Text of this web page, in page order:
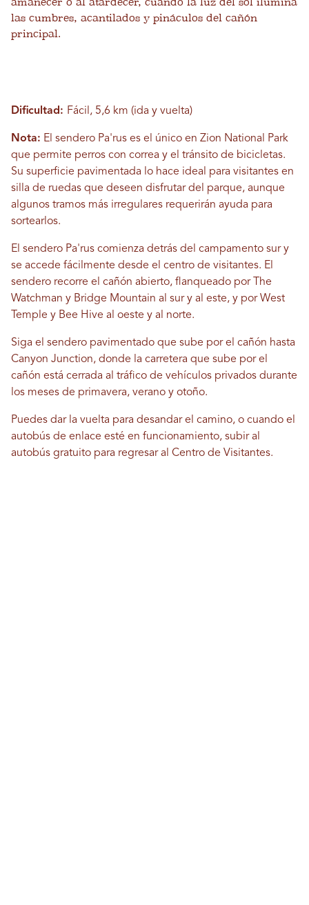
las cumbres, acantilados y pináculos del cañón
principal.
Dificultad: Fácil, 5,6 km (ida y vuelta)
Nota: El sendero Pa'rus es el único en Zion National Park
que permite perros con correa y el tránsito de bicicletas.
Su superficie pavimentada lo hace ideal para visitantes en
silla de ruedas que deseen disfrutar del parque, aunque
algunos tramos más irregulares requerirán ayuda para
sortearlos.
El sendero Pa'rus comienza detrás del campamento sur y
se accede fácilmente desde el centro de visitantes. El
sendero recorre el cañón abierto, flanqueado por The
Watchman y Bridge Mountain al sur y al este, y por West
Temple y Bee Hive al oeste y al norte.
Siga el sendero pavimentado que sube por el cañón hasta
Canyon Junction, donde la carretera que sube por el
cañón está cerrada al tráfico de vehículos privados durante
los meses de primavera, verano y otoño.
Puedes dar la vuelta para desandar el camino, o cuando el
autobús de enlace esté en funcionamiento, subir al
autobús gratuito para regresar al Centro de Visitantes.